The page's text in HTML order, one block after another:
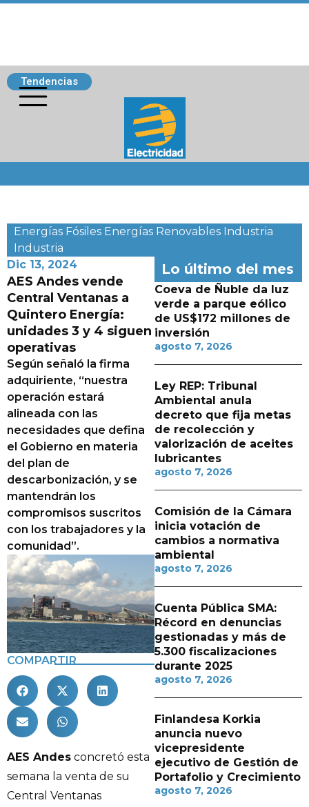
Tendencias
Energías Fósiles Energías Renovables Industria
Industria
Dic 13, 2024
AES Andes vende
Central Ventanas a
Quintero Energía:
unidades 3 y 4 siguen
operativas
Según señaló la firma
adquiriente, “nuestra
operación estará
alineada con las
necesidades que defina
el Gobierno en materia
del plan de
descarbonización, y se
mantendrán los
compromisos suscritos
con los trabajadores y la
comunidad”.
COMPARTIR
AES Andes concretó esta
semana la venta de su
Central Ventanas
Lo último del mes
Coeva de Ñuble da luz
verde a parque eólico
de US$172 millones de
inversión
agosto 7, 2026
Ley REP: Tribunal
Ambiental anula
decreto que fija metas
de recolección y
valorización de aceites
lubricantes
agosto 7, 2026
Comisión de la Cámara
inicia votación de
cambios a normativa
ambiental
agosto 7, 2026
Cuenta Pública SMA:
Récord en denuncias
gestionadas y más de
5.300 fiscalizaciones
durante 2025
agosto 7, 2026
Finlandesa Korkia
anuncia nuevo
vicepresidente
ejecutivo de Gestión de
Portafolio y Crecimiento
agosto 7, 2026